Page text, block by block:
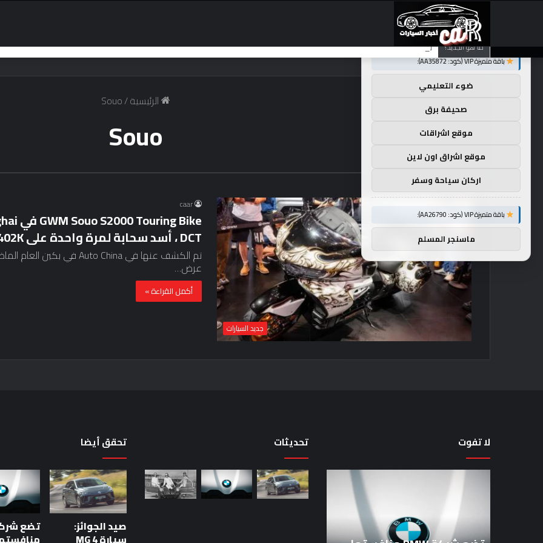
ما هو الجديد؟ تضع شركة BMW منافستها من الفئة G في حالة انتظار مع وصول الرياح المعاكسة في الصين إلى موطنها
الرئيسية/
Souo
Souo
جديد السيارات
caar
DCT ، أسد سحابة لمرة واحدة على RM402K
عرض…
أكمل القراءة »
لا تفوت
تضع
منافستها
من
الفئة
لماذا
من
المشاركة
حقيقة
اختبار
السيارة:
تحديثات تحقق أيضا
صيد الجوائز:
سيارة MG 4
توصيات :
باقة متميزة VIP (كود: AA35872):
ضوء التعليمي
صحيفة برق
موقع اشراقات
موقع اشراق اون لاين
اركان سياحة وسفر
باقة متميزة VIP (كود: AA26790):
ماسنجر المسلم